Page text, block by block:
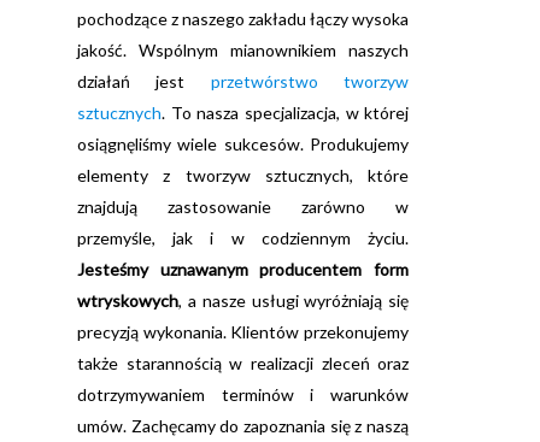
pochodzące z naszego zakładu łączy wysoka
jakość. Wspólnym mianownikiem naszych
działań jest przetwórstwo tworzyw
sztucznych. To nasza specjalizacja, w której
osiągnęliśmy wiele sukcesów. Produkujemy
elementy z tworzyw sztucznych, które
znajdują zastosowanie zarówno w
przemyśle, jak i w codziennym życiu.
Jesteśmy uznawanym producentem form
wtryskowych, a nasze usługi wyróżniają się
precyzją wykonania. Klientów przekonujemy
także starannością w realizacji zleceń oraz
dotrzymywaniem terminów i warunków
umów. Zachęcamy do zapoznania się z naszą